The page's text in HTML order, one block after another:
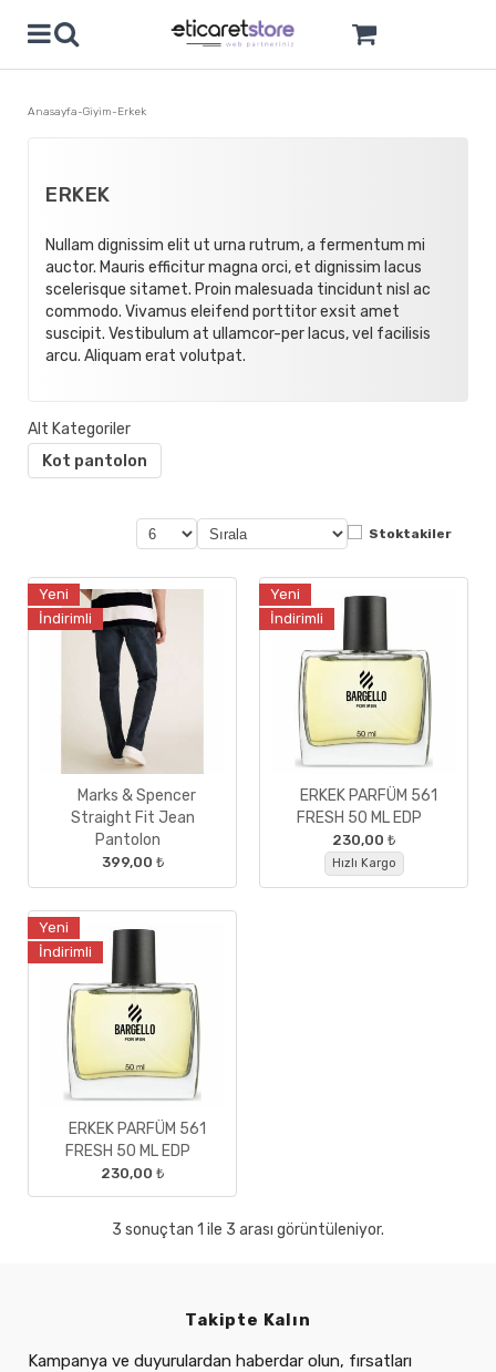
Anasayfa Giyim Erkek
ERKEK
Nullam dignissim elit ut urna rutrum, a fermentum mi
auctor. Mauris efficitur magna orci, et dignissim lacus
scelerisque sitamet. Proin malesuada tincidunt nisl ac
commodo. Vivamus eleifend porttitor exsit amet
suscipit. Vestibulum at ullamcor-per lacus, vel facilisis
arcu. Aliquam erat volutpat.
Kot pantolon
Stoktakiler
Marks & Spencer
Straight Fit Jean
Pantolon
399,00 ₺
Yeni
İndirimli
ERKEK PARFÜM 561
FRESH 50 ML EDP
230,00 ₺
Yeni
İndirimli
Hızlı Kargo
ERKEK PARFÜM 561
FRESH 50 ML EDP
230,00 ₺
Yeni
İndirimli
3 sonuçtan 1 ile 3 arası görüntüleniyor.
Takipte Kalın
Kampanya ve duyurulardan haberdar olun, fırsatları